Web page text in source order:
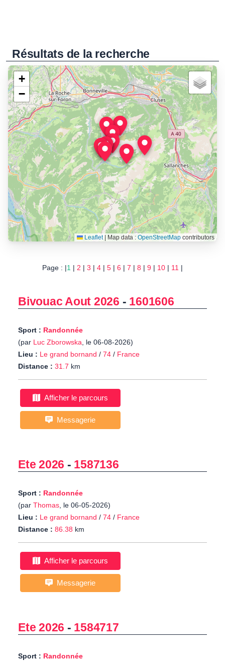
Résultats de la recherche
+
−
Leaflet Map data : OpenStreetMapcontributors
Page : |1 | 2 | 3 | 4 | 5 | 6 | 7 | 8 | 9 | 10 | 11 |
Bivouac Aout 2026 - 1601606
Sport : Randonnée
(par Luc Zborowska, le 06-08-2026)
Lieu : Le grand bornand / 74 / France
Distance : 31.7 km
Afficher le parcours
Messagerie
Ete 2026 - 1587136
Sport : Randonnée
(par Thomas, le 06-05-2026)
Lieu : Le grand bornand / 74 / France
Distance : 86.38 km
Afficher le parcours
Messagerie
Ete 2026 - 1584717
Sport : Randonnée